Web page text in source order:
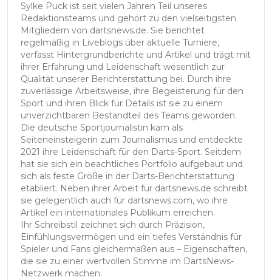
Sylke Puck ist seit vielen Jahren Teil unseres
Redaktionsteams und gehört zu den vielseitigsten
Mitgliedern von dartsnews.de. Sie berichtet
regelmäßig in Liveblogs über aktuelle Turniere,
verfasst Hintergrundberichte und Artikel und trägt mit
ihrer Erfahrung und Leidenschaft wesentlich zur
Qualität unserer Berichterstattung bei. Durch ihre
zuverlässige Arbeitsweise, ihre Begeisterung für den
Sport und ihren Blick für Details ist sie zu einem
unverzichtbaren Bestandteil des Teams geworden.
Die deutsche Sportjournalistin kam als
Seiteneinsteigerin zum Journalismus und entdeckte
2021 ihre Leidenschaft für den Darts-Sport. Seitdem
hat sie sich ein beachtliches Portfolio aufgebaut und
sich als feste Größe in der Darts-Berichterstattung
etabliert. Neben ihrer Arbeit für dartsnews.de schreibt
sie gelegentlich auch für dartsnews.com, wo ihre
Artikel ein internationales Publikum erreichen.
Ihr Schreibstil zeichnet sich durch Präzision,
Einfühlungsvermögen und ein tiefes Verständnis für
Spieler und Fans gleichermaßen aus – Eigenschaften,
die sie zu einer wertvollen Stimme im DartsNews-
Netzwerk machen.